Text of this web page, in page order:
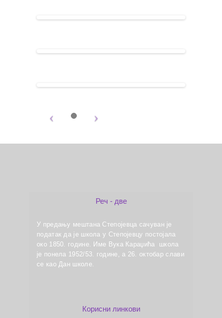
Реч - две
У предању мештана Степојевца сачуван је
податак да је школа у Степојевцу постојала
око 1850. године. Име Вука Караџића школа
је понела 1952/53. године, а 26. октобар слави
се као Дан школе.
Корисни линкови